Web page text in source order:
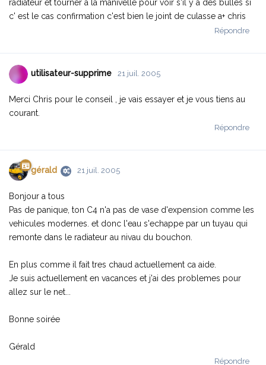
radiateur et tourner à la manivelle pour voir s'il y a des bulles si
c' est le cas confirmation c'est bien le joint de culasse a+ chris
Répondre
utilisateur-supprime 21 juil. 2005
Merci Chris pour le conseil , je vais essayer et je vous tiens au
courant.
Répondre
gérald 21 juil. 2005
Bonjour a tous
Pas de panique, ton C4 n'a pas de vase d'expension comme les
vehicules modernes. et donc l'eau s'echappe par un tuyau qui
remonte dans le radiateur au nivau du bouchon.
En plus comme il fait tres chaud actuellement ca aide.
Je suis actuellement en vacances et j'ai des problemes pour
allez sur le net...
Bonne soirée
Gérald
Répondre